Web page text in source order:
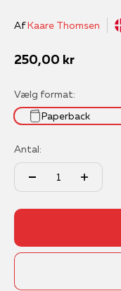
AfKaare Thomsen
Salgspris
250,00 kr
Vælg format:
Paperback
Antal: